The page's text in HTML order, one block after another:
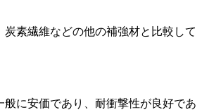
炭素繊維などの他の補強材と比較して
般に安価であり、耐衝撃性が良好であ